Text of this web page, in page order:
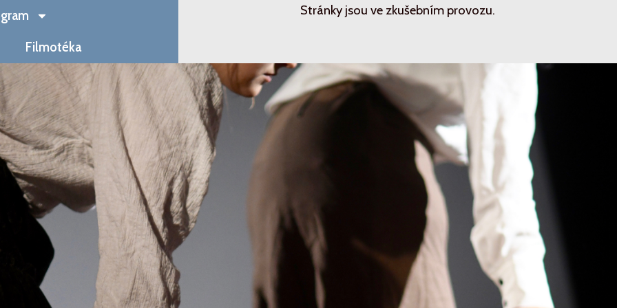
Filmotéka
Stránky jsou ve zkušebním provozu.